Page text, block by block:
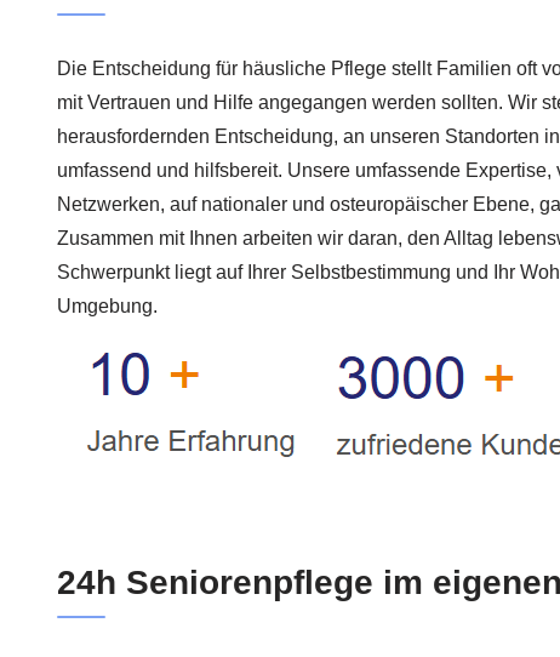
Die Entscheidung für häusliche Pflege stellt Familien oft
mit Vertrauen und Hilfe angegangen werden sollten. Wir
herausfordernden Entscheidung, an unseren Standorten
umfassend und hilfsbereit. Unsere umfassende Expertise,
Netzwerken, auf nationaler und osteuropäischer Ebene,
Zusammen mit Ihnen arbeiten wir daran, den Alltag
Schwerpunkt liegt auf Ihrer Selbstbestimmung und Ihr
Umgebung.
24h Seniorenpflege im